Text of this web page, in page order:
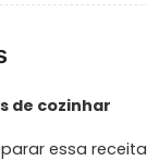
de cozinhar
essa